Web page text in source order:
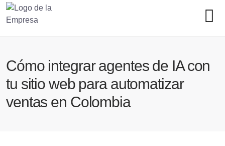
Cómo integrar agentes de IA con
tu sitio web para automatizar
ventas en Colombia